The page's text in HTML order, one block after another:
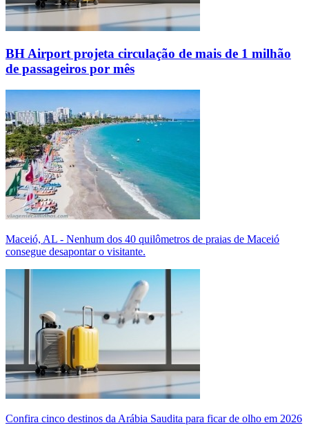
BH Airport projeta circulação de mais de 1 milhão
de passageiros por mês
Maceió, AL - Nenhum dos 40 quilômetros de praias de Maceió
consegue desapontar o visitante.
Confira cinco destinos da Arábia Saudita para ficar de olho em 2026